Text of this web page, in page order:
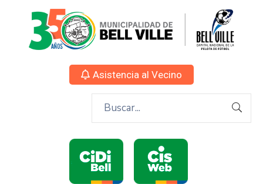
Asistencia al Vecino